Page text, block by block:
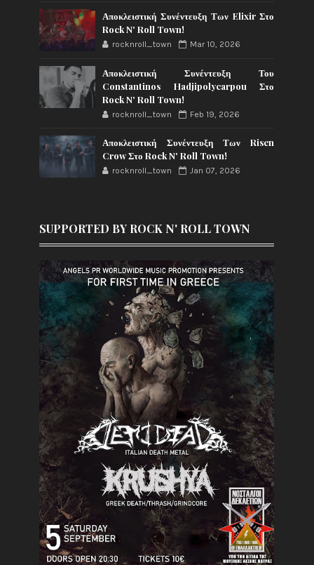
Αποκλειστική Συνέντευξη Των Elixir Στο
Rock N' Roll Town!
rocknroll_town Mar 10, 2026
Αποκλειστική Συνέντευξη Του
Constantinos Hadjipolycarpou Στο
Rock N' Roll Town!
rocknroll_town Feb 19, 2026
Αποκλειστική Συνέντευξη Των Risen
Crow Στο Rock N' Roll Town!
rocknroll_town Jan 07, 2026
SUPPORTED BY ROCK N' ROLL TOWN